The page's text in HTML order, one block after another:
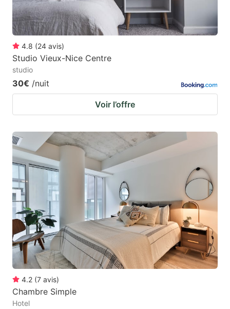
4.8 (24 avis)
Studio Vieux-Nice Centre
studio
30€ /nuit
Voir l’offre
4.2 (7 avis)
Chambre Simple
Hotel